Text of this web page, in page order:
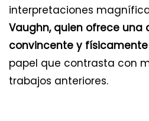
interpretaciones
Vaughn, quien ofrece una
convincente y
papel que contrasta con
trabajos anteriores.